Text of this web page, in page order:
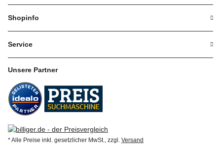
Shopinfo
Service
Unsere Partner
* Alle Preise inkl. gesetzlicher MwSt., zzgl. Versand